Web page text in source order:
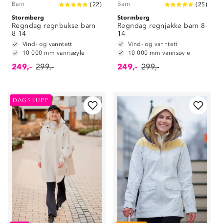
Barn (22)
Stormberg
Regndag regnbukse barn
8-14
Vind- og vanntett
10 000 mm vannsøyle
249,- 299,-
Barn (25)
Stormberg
Regndag regnjakke barn 8-
14
Vind- og vanntett
10 000 mm vannsøyle
249,- 299,-
DAGSKUPP